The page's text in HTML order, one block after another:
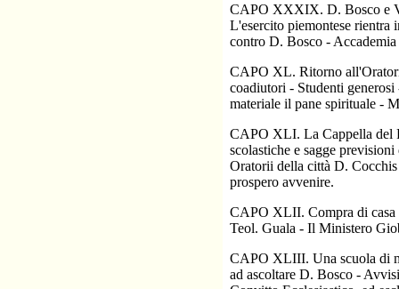
CAPO XXXIX. D. Bosco e
L'esercito piemontese
contro D. Bosco -
CAPO XL. Ritorno
coadiutori - Studenti
materiale il pane spirituale -
CAPO XLI. La Cappella del
scolastiche e sagge
Oratorii della città D.
prospero avvenire.
CAPO XLII. Compra di casa
Teol. Guala - Il Ministero
CAPO XLIII. Una scuola di
ad ascoltare D. Bosco -